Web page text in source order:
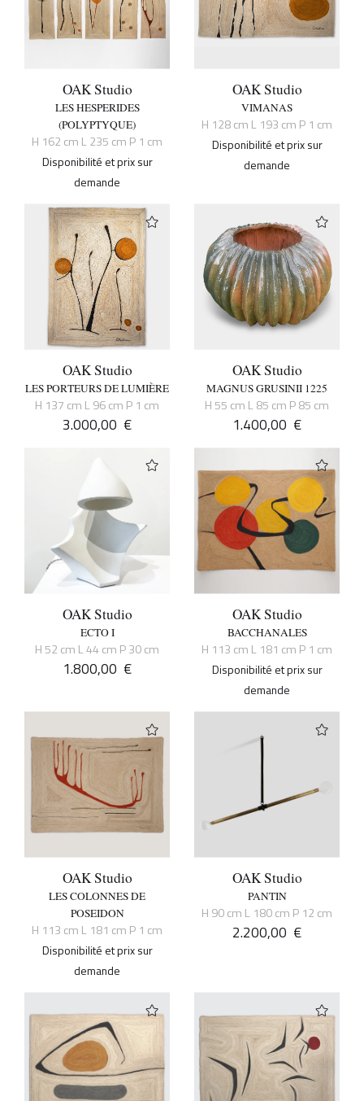
OAK Studio
LES HESPERIDES
(POLYPTYQUE)
H 162 cm L 235 cm P 1 cm
Disponibilité et prix sur
demande
OAK Studio
VIMANAS
H 128 cm L 193 cm P 1 cm
Disponibilité et prix sur
demande
OAK Studio
LES PORTEURS DE LUMIÈRE
H 137 cm L 96 cm P 1 cm
3.000,00 €
OAK Studio
MAGNUS GRUSINII 1225
H 55 cm L 85 cm P 85 cm
1.400,00 €
OAK Studio
ECTO I
H 52 cm L 44 cm P 30 cm
1.800,00 €
OAK Studio
BACCHANALES
H 113 cm L 181 cm P 1 cm
Disponibilité et prix sur
demande
OAK Studio
LES COLONNES DE
POSEIDON
H 113 cm L 181 cm P 1 cm
Disponibilité et prix sur
demande
OAK Studio
PANTIN
H 90 cm L 180 cm P 12 cm
2.200,00 €